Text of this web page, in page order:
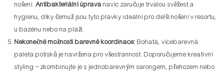
nošení. Antibakteriální úprava navíc zaručuje trvalou svěžest a
hygienu, díky čemuž jsou tyto plavky ideální pro delší nošení v resortu,
u bazénu nebo na pláži.
Nekonečné možnosti barevné koordinace: Bohatá, vícebarevná
paleta potisků je navržena pro všestrannost. Doporučujeme kreativní
styling – zkombinujte je s jednobarevným sarongem, přehozem nebo